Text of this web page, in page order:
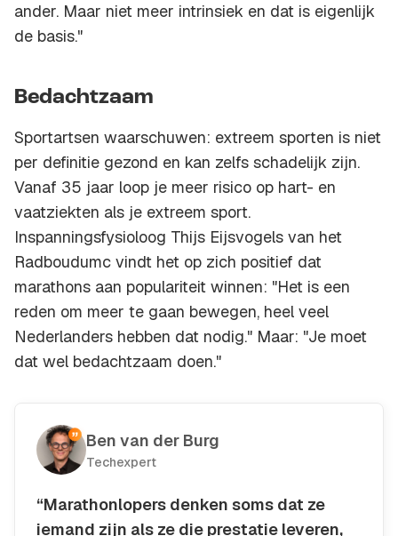
ander. Maar niet meer intrinsiek en dat is eigenlijk
de basis."
Bedachtzaam
Sportartsen waarschuwen: extreem sporten is niet
per definitie gezond en kan zelfs schadelijk zijn.
Vanaf 35 jaar loop je meer risico op hart- en
vaatziekten als je extreem sport.
Inspanningsfysioloog Thijs Eijsvogels van het
Radboudumc vindt het op zich positief dat
marathons aan populariteit winnen: "Het is een
reden om meer te gaan bewegen, heel veel
Nederlanders hebben dat nodig." Maar: "Je moet
dat wel bedachtzaam doen."
Ben van der Burg
Techexpert
“Marathonlopers denken soms dat ze
iemand zijn als ze die prestatie leveren,